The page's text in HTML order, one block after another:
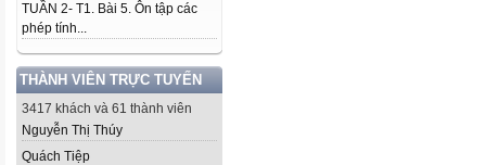
TUẦN 2- T1. Bài 5. Ôn tập các
phép tính...
THÀNH VIÊN TRỰC TUYẾN
3417 khách và 61 thành viên
Nguyễn Thị Thúy
Quách Tiệp